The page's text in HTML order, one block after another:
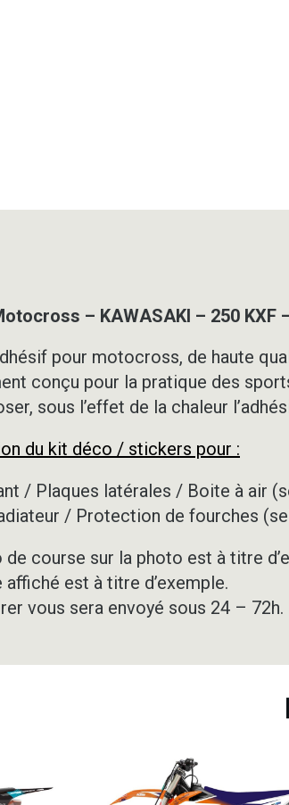
– KAWASAKI – 250 KXF
pour motocross, de haute
conçu pour la pratique des
sous l’effet de la chaleur
du kit déco / stickers pour :
/ Plaques latérales / Boite à air
/ Protection de fourches
de course sur la photo est à titre
affiché est à titre d’exemple.
vous sera envoyé sous 24 – 72h.